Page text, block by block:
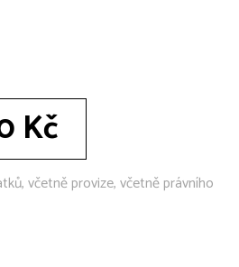
Kč
včetně provize, včetně právního